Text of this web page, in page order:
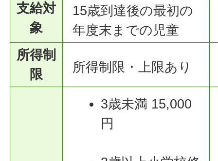
支給対
象
15歳到達後の最初の
年度末までの児童
所得制
限
所得制限・上限あり
3歳未満 15,000
円